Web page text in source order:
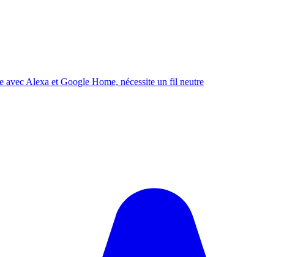
Alexa et Google Home, nécessite un fil neutre